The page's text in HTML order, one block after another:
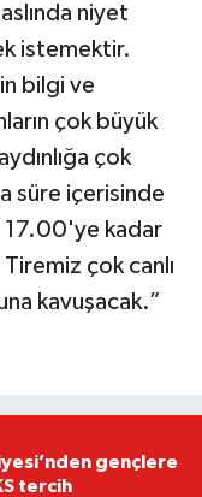
niyet
istemektir.
bilgi ve
çok büyük
çok
süre içerisinde
17.00'ye kadar
çok canlı
kavuşacak.”
gençlere
tercih